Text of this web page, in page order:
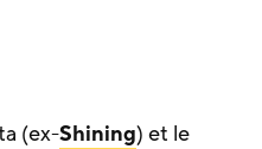
(ex-Shining) et le